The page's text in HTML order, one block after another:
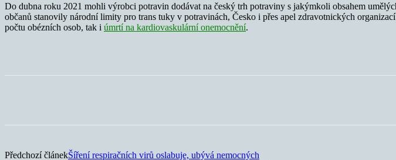
Do dubna roku 2021 mohli výrobci potravin dodávat na český trh potraviny s jakýmkoli obsahem
občanů stanovily národní limity pro trans tuky v potravinách, Česko i přes apel zdravotnických
počtu obézních osob, tak i úmrtí na kardiovaskulární onemocnění.
Předchozí článekŠíření respiračních virů oslabuje, ubývá nemocných